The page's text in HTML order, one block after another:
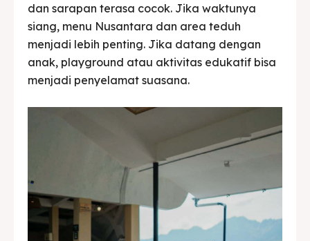
dan sarapan terasa cocok. Jika waktunya
siang, menu Nusantara dan area teduh
menjadi lebih penting. Jika datang dengan
anak, playground atau aktivitas edukatif bisa
menjadi penyelamat suasana.